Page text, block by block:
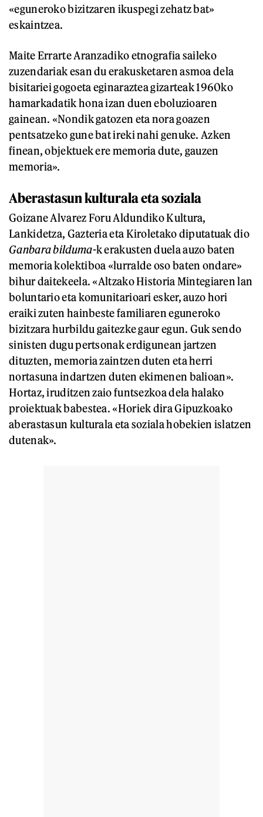
«eguneroko bizitzaren ikuspegi zehatz bat»
eskaintzea.
Maite Errarte Aranzadiko etnografia saileko
zuzendariak esan du erakusketaren asmoa dela
bisitariei gogoeta eginaraztea gizarteak 1960ko
hamarkadatik hona izan duen eboluzioaren
gainean. «Nondik gatozen eta nora goazen
pentsatzeko gune bat ireki nahi genuke. Azken
finean, objektuek ere memoria dute, gauzen
memoria».
Aberastasun kulturala eta soziala
Goizane Alvarez Foru Aldundiko Kultura,
Lankidetza, Gazteria eta Kiroletako diputatuak dio
Ganbara bilduma-k erakusten duela auzo baten
memoria kolektiboa «lurralde oso baten ondare»
bihur daitekeela. «Altzako Historia Mintegiaren lan
boluntario eta komunitarioari esker, auzo hori
eraiki zuten hainbeste familiaren eguneroko
bizitzara hurbildu gaitezke gaur egun. Guk sendo
sinisten dugu pertsonak erdigunean jartzen
dituzten, memoria zaintzen duten eta herri
nortasuna indartzen duten ekimenen balioan».
Hortaz, iruditzen zaio funtsezkoa dela halako
proiektuak babestea. «Horiek dira Gipuzkoako
aberastasun kulturala eta soziala hobekien islatzen
dutenak».